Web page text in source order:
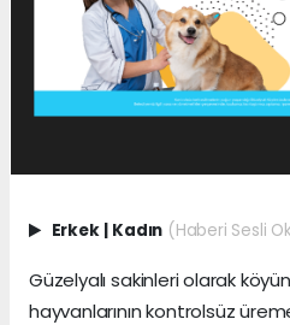
Erkek | Kadın (Haberi Sesli
Güzelyalı sakinleri olarak
hayvanlarının kontrolsüz